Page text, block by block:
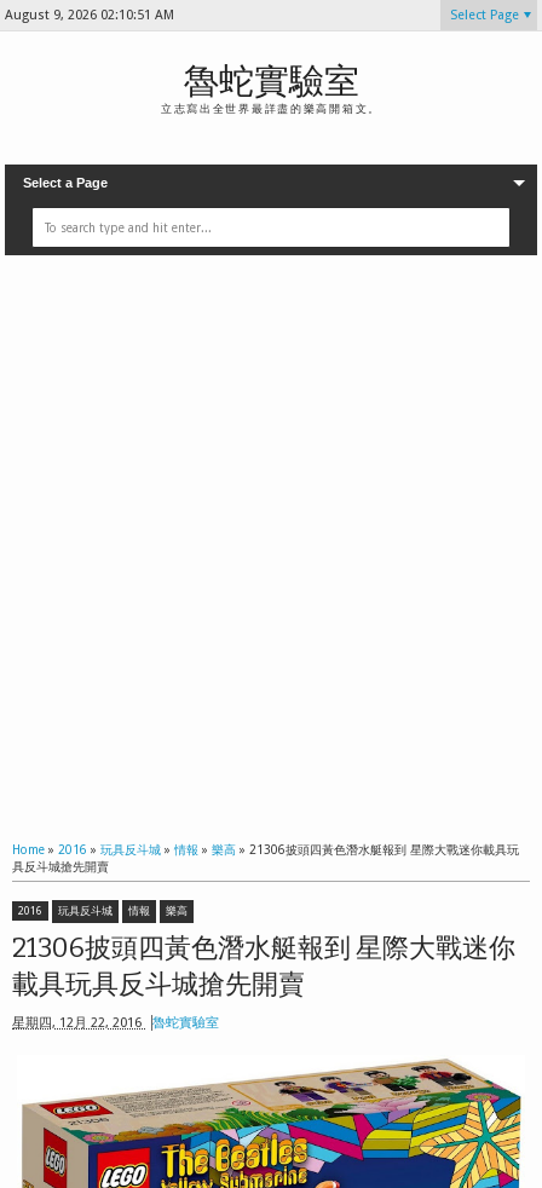
August 9, 2026 02:10:54 AM Select Page
魯蛇實驗室
立志寫出全世界最詳盡的樂高開箱文。
Select a Page
Home » 2016 » 玩具反斗城 » 情報 » 樂高 » 21306披頭四黃色潛水艇報到 星際大戰迷你載具玩
具反斗城搶先開賣
2016 玩具反斗城 情報 樂高
21306披頭四黃色潛水艇報到 星際大戰迷你
載具玩具反斗城搶先開賣
星期四, 12月 22, 2016 魯蛇實驗室